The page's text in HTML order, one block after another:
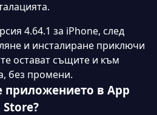
4.64.1 за iPhone, след
и инсталиране приключи
остават същите и към
без промени.
приложението в App
Store?